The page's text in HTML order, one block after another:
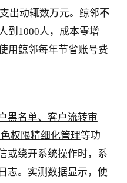
出动辄数万元。鲸邻不
到1000人，成本零增
用鲸邻每年节省账号费
黑名单、客户流转审
权限精细化管理等功
或绕开系统操作时，系
志。实测数据显示，使